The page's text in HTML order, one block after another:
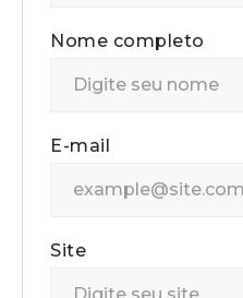
Nome completo
E-mail
Site